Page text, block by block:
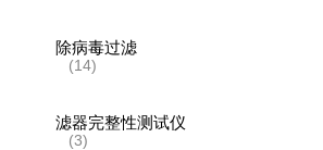
除病毒过滤
(14)
滤器完整性测试仪
(3)